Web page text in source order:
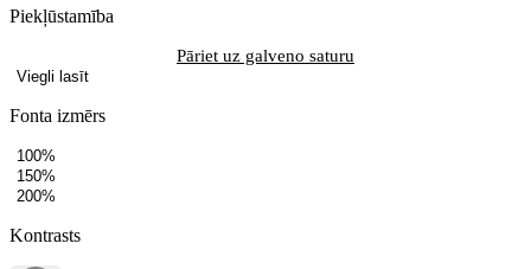
Piekļūstamība
Pāriet uz galveno saturu
Viegli lasīt
Fonta izmērs
100%
150%
200%
Kontrasts